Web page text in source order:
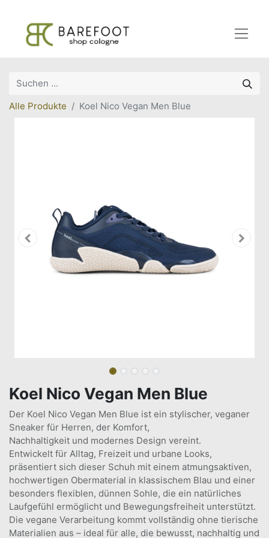
Alle Produkte Koel Nico Vegan Men Blue
Koel Nico Vegan Men Blue
Der Koel Nico Vegan Men Blue ist ein stylischer, veganer
Sneaker für Herren, der Komfort,
Nachhaltigkeit und modernes Design vereint.
Entwickelt für Alltag, Freizeit und urbane Looks,
präsentiert sich dieser Schuh mit einem atmungsaktiven,
hochwertigen Obermaterial in klassischem Blau und einer
besonders flexiblen, dünnen Sohle, die ein natürliches
Laufgefühl ermöglicht und Bewegungsfreiheit unterstützt.
Die vegane Verarbeitung kommt vollständig ohne tierische
Materialien aus – ideal für alle, die bewusst, nachhaltig und